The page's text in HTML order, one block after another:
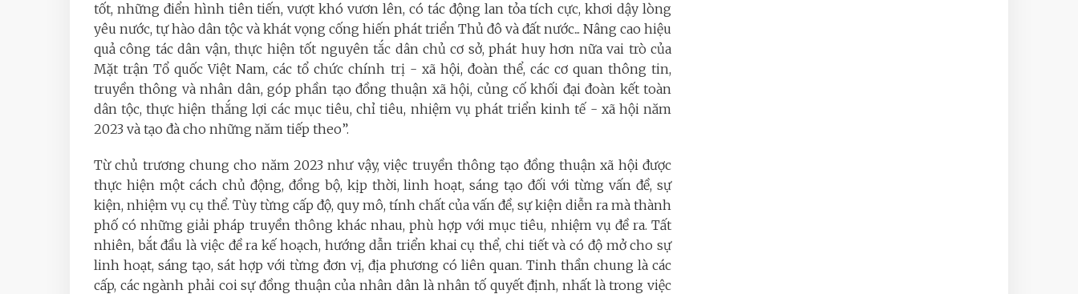
tốt, những điển hình tiên tiến, vượt khó vươn lên, có tác động lan tỏa tích cực, khơi dậy lòng
yêu nước, tự hào dân tộc và khát vọng cống hiến phát triển Thủ đô và đất nước... Nâng cao hiệu
quả công tác dân vận, thực hiện tốt nguyên tắc dân chủ cơ sở, phát huy hơn nữa vai trò của
Mặt trận Tổ quốc Việt Nam, các tổ chức chính trị - xã hội, đoàn thể, các cơ quan thông tin,
truyền thông và nhân dân, góp phần tạo đồng thuận xã hội, củng cố khối đại đoàn kết toàn
dân tộc, thực hiện thắng lợi các mục tiêu, chỉ tiêu, nhiệm vụ phát triển kinh tế - xã hội năm
2023 và tạo đà cho những năm tiếp theo”.
Từ chủ trương chung cho năm 2023 như vậy, việc truyền thông tạo đồng thuận xã hội được
thực hiện một cách chủ động, đồng bộ, kịp thời, linh hoạt, sáng tạo đối với từng vấn đề, sự
kiện, nhiệm vụ cụ thể. Tùy từng cấp độ, quy mô, tính chất của vấn đề, sự kiện diễn ra mà thành
phố có những giải pháp truyền thông khác nhau, phù hợp với mục tiêu, nhiệm vụ đề ra. Tất
nhiên, bắt đầu là việc đề ra kế hoạch, hướng dẫn triển khai cụ thể, chi tiết và có độ mở cho sự
linh hoạt, sáng tạo, sát hợp với từng đơn vị, địa phương có liên quan. Tinh thần chung là các
cấp, các ngành phải coi sự đồng thuận của nhân dân là nhân tố quyết định, nhất là trong việc